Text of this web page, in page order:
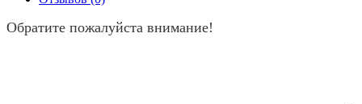
Обратите пожалуйста внимание!